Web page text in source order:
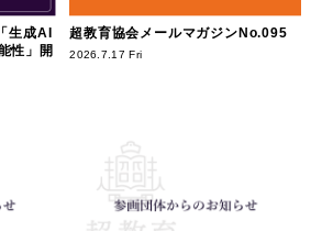
生成AI
性」開
超教育協会メールマガジンNo.095
2026.7.17 Fri